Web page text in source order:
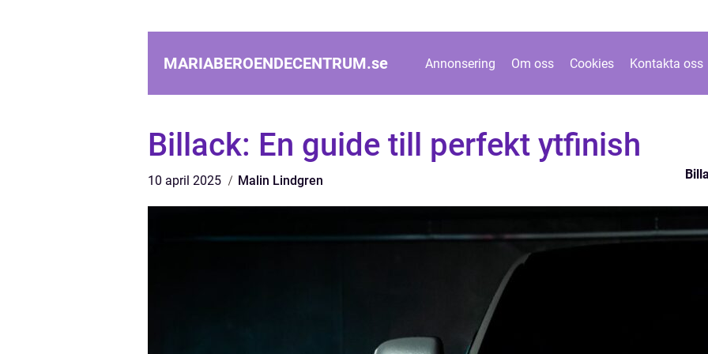
MARIABEROENDECENTRUM.se Annonsering Om oss Cookies Kontakta oss
Billack: En guide till perfekt ytfinish
10 april 2025 Malin Lindgren